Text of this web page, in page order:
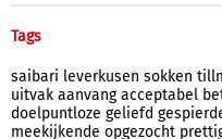
Tags
saibari leverkusen sokken
uitvak aanvang acceptabel
doelpuntloze geliefd
meekijkende opgezocht